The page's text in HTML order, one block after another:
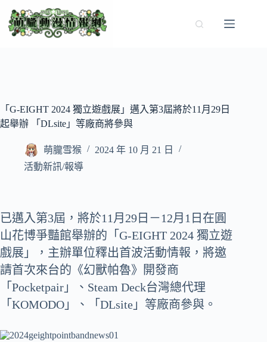
至
「G-EIGHT 2024 獨立遊戲展」邁入第3屆將於11月29日
起舉辦 「DLsite」等廠商將參與
萌朧雪猴
2024 年 10 月 21 日
活動新訊/報導
已邁入第3屆，將於11月29日－12月1日在圓
山花博爭豔館舉辦的「G-EIGHT 2024 獨立遊
戲展」，主辦單位釋出首波活動情報，將邀
請首次來台的《幻獸帕魯》開發商
「Pocketpair」、Steam Deck台灣總代理
「KOMODO」、「DLsite」等廠商參與。